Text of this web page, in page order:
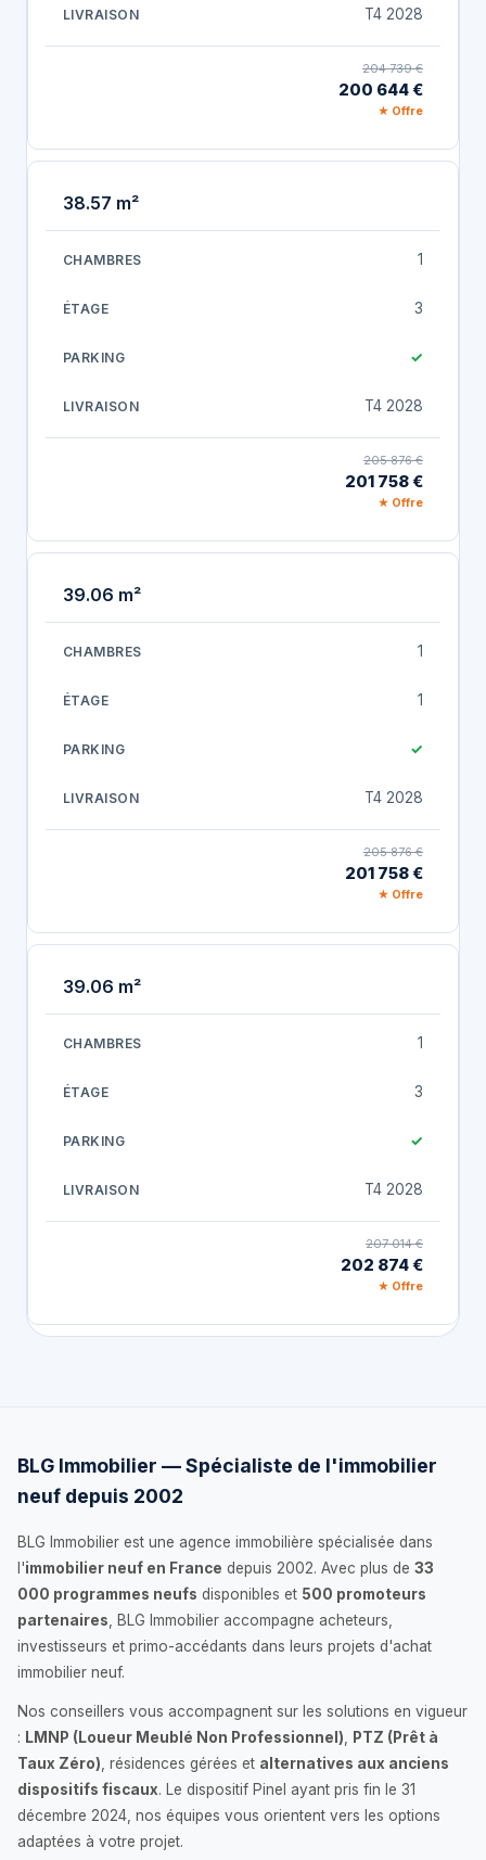
T4 2028
204 739 €
200 644 €
★ Offre
38.57 m²
1
3
✓
T4 2028
205 876 €
201 758 €
★ Offre
39.06 m²
1
1
✓
T4 2028
205 876 €
201 758 €
★ Offre
39.06 m²
1
3
✓
T4 2028
207 014 €
202 874 €
★ Offre
BLG Immobilier — Spécialiste de l'immobilier
neuf depuis 2002
BLG Immobilier est une agence immobilière spécialisée dans
l'immobilier neuf en France depuis 2002. Avec plus de 33
000 programmes neufs disponibles et 500 promoteurs
partenaires , BLG Immobilier accompagne acheteurs,
investisseurs et primo-accédants dans leurs projets d'achat
immobilier neuf.
Nos conseillers vous accompagnent sur les solutions en vigueur
: LMNP (Loueur Meublé Non Professionnel)
PTZ (Prêt à
Taux Zéro) , résidences gérées et alternatives aux anciens
dispositifs fiscaux. Le dispositif Pinel ayant pris fin le 31
décembre 2024, nos équipes vous orientent vers les options
adaptées à votre projet.